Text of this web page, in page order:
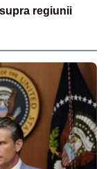
regiunii